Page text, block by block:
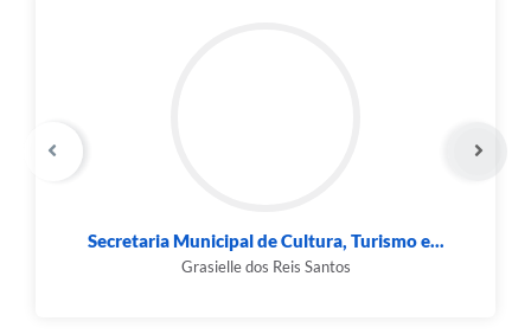
Secretaria Municipal de Cultura, Turismo e...
Grasielle dos Reis Santos